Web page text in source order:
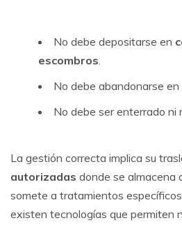
No debe depositarse en
escombros.
No debe abandonarse en
No debe ser enterrado ni
La gestión correcta implica su
autorizadas donde se almacena
somete a tratamientos
existen tecnologías que permiten